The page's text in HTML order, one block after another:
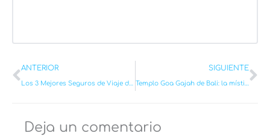
Ant
ANTERIOR
Los 3 Mejores Seguros de Viaje del 2026 (Comparativa)
SIGUIENTE
Templo Goa Gajah de Bali: la mística cueva del Elefante [2026]
Deja un comentario